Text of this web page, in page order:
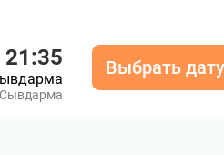
21:35
Сывдарма
Выбрать дату